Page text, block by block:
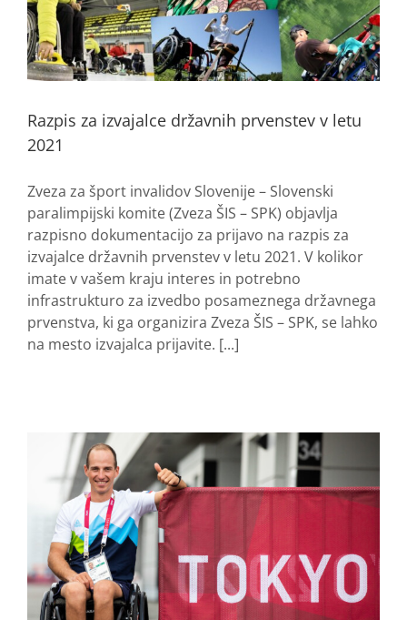
Razpis za izvajalce državnih prvenstev v letu
2021
Zveza za šport invalidov Slovenije – Slovenski
paralimpijski komite (Zveza ŠIS – SPK) objavlja
razpisno dokumentacijo za prijavo na razpis za
izvajalce državnih prvenstev v letu 2021. V kolikor
imate v vašem kraju interes in potrebno
infrastrukturo za izvedbo posameznega državnega
prvenstva, ki ga organizira Zveza ŠIS – SPK, se lahko
na mesto izvajalca prijavite. [...]